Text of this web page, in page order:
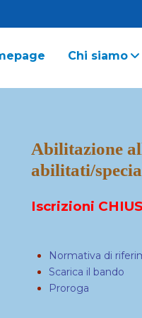
Chi siamo
Abilitazione
abilitati/
Iscrizioni
Normativa di
Scarica il bando
Proroga